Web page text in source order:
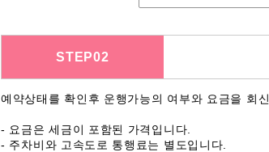
STEP02
예약상태를 확인후 운행가능의 여부와 요금을 회신
- 요금은 세금이 포함된 가격입니다.
- 주차비와 고속도로 통행료는 별도입니다.